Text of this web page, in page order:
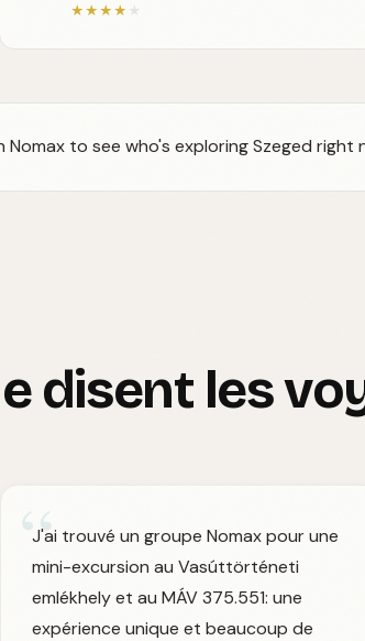
★★★★ ★
to see who's exploring Szeged right
disent les
“
J'ai trouvé un groupe Nomax pour une
mini-excursion au Vasúttörténeti
emlékhely et au MÁV 375.551: une
expérience unique et beaucoup de